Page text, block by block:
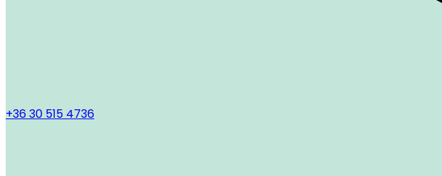
+36 30 515 4736